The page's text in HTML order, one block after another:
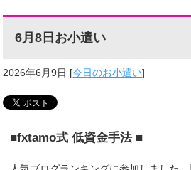
6月8日お小遣い
2026年6月9日 [今日のお小遣い]
■fxtamo式 低資金手法 ■